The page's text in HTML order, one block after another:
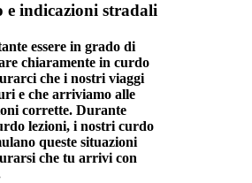
e indicazioni stradali
essere in grado di
chiaramente in curdo
che i nostri viaggi
e che arriviamo alle
corrette. Durante
lezioni, i nostri curdo
queste situazioni
che tu arrivi con